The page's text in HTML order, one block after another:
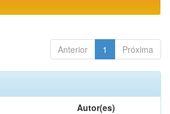
Anterior 1 Próxima
Autor(es)